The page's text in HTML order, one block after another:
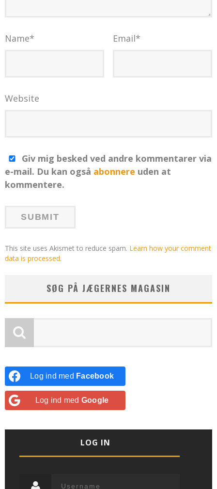
Name* Email*
Website
Giv mig besked ved andre kommentarer via
e-mail. Du kan også abonnere uden at
kommentere.
This site uses Akismet to reduce spam. Learn how your comment
data is processed.
SØG PÅ JÆGERNES MAGASIN
Log ind med Facebook
Log ind med Google
LOG IN